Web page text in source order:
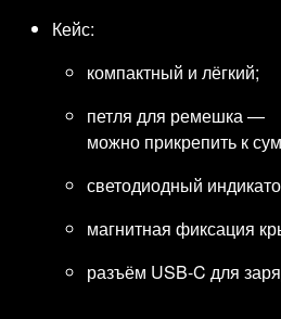
Кейс:
компактный и лёгкий;
петля для ремешка —
можно прикрепить к
светодиодный
магнитная фиксация
разъём USB‑C для